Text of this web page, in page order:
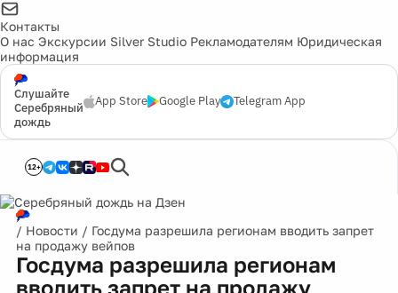
Контакты
О нас Экскурсии Silver Studio Рекламодателям Юридическая
информация
Слушайте
Серебряный
дождь
App Store Google Play Telegram App
12+
/ Новости / Госдума разрешила регионам вводить запрет
на продажу вейпов
Госдума разрешила регионам
вводить запрет на продажу